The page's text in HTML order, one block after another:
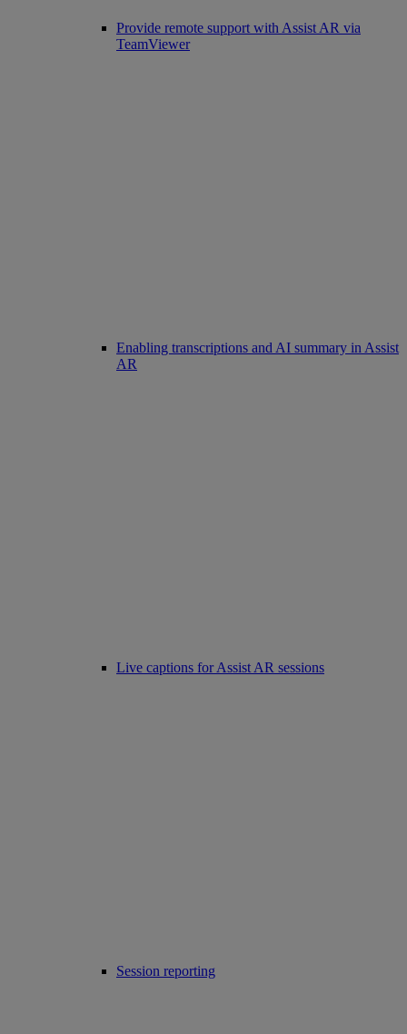
Provide remote support with Assist AR via
TeamViewer
Enabling transcriptions and AI summary in Assist
AR
Live captions for Assist AR sessions
Session reporting